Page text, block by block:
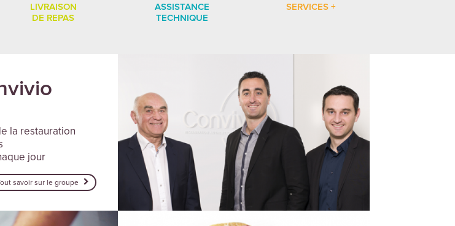
LIVRAISON
DE REPAS
ASSISTANCE
TECHNIQUE
SERVICES PLUS
+
la restauration
jour
savoir sur le groupe